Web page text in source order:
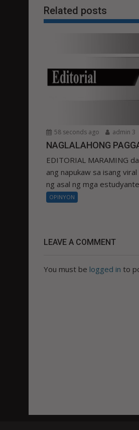
Related posts
58 seconds ago admin 3
NAGLALAHONG
EDITORIAL MARAMING
ang napukaw sa isang
ng asal ng mga
OPINYON
LEAVE A COMMENT
You must be logged in to